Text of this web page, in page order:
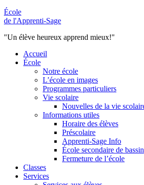
École
de l'Apprenti-Sage
"Un élève heureux apprend mieux!"
Accueil
École
Notre école
L’école en images
Programmes particuliers
Vie scolaire
Nouvelles de la vie
Informations utiles
Horaire des élèves
Préscolaire
Apprenti-Sage Info
École secondaire de bassin
Fermeture de l’école
Classes
Services